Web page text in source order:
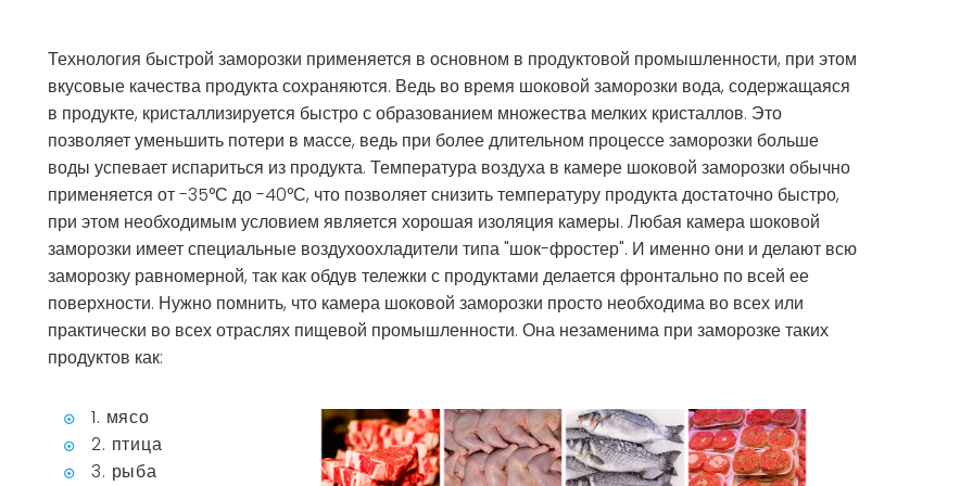
Технология быстрой заморозки применяется в основном в продуктовой промышленности, при этом
вкусовые качества продукта сохраняются. Ведь во время шоковой заморозки вода, содержащаяся
в продукте, кристаллизируется быстро с образованием множества мелких кристаллов. Это
позволяет уменьшить потери в массе, ведь при более длительном процессе заморозки больше
воды успевает испариться из продукта. Температура воздуха в камере шоковой заморозки обычно
применяется от -35°С до -40°С, что позволяет снизить температуру продукта достаточно быстро,
при этом необходимым условием является хорошая изоляция камеры. Любая камера шоковой
заморозки имеет специальные воздухоохладители типа "шок-фростер". И именно они и делают всю
заморозку равномерной, так как обдув тележки с продуктами делается фронтально по всей ее
поверхности. Нужно помнить, что камера шоковой заморозки просто необходима во всех или
практически во всех отраслях пищевой промышленности. Она незаменима при заморозке таких
продуктов как:
1. мясо
2. птица
3. рыба